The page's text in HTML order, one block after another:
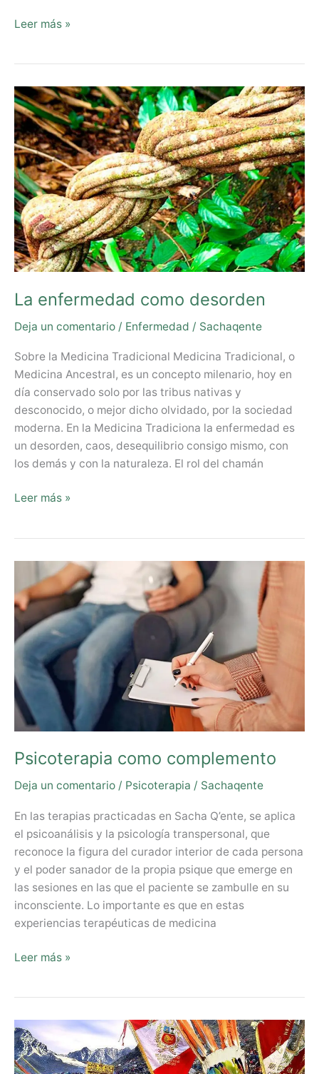
Leer más »
La enfermedad como desorden
Deja un comentario / Enfermedad / Sachaqente
Sobre la Medicina Tradicional Medicina Tradicional, o
Medicina Ancestral, es un concepto milenario, hoy en
día conservado solo por las tribus nativas y
desconocido, o mejor dicho olvidado, por la sociedad
moderna. En la Medicina Tradiciona la enfermedad es
un desorden, caos, desequilibrio consigo mismo, con
los demás y con la naturaleza. El rol del chamán
La
enfermedad
como
desorden
Leer más »
Psicoterapia como complemento
Deja un comentario / Psicoterapia / Sachaqente
En las terapias practicadas en Sacha Q’ente, se aplica
el psicoanálisis y la psicología transpersonal, que
reconoce la figura del curador interior de cada persona
y el poder sanador de la propia psique que emerge en
las sesiones en las que el paciente se zambulle en su
inconsciente. Lo importante es que en estas
experiencias terapéuticas de medicina
Psicoterapia
como
complemento
Leer más »
Peregrinaje
espiritual
a